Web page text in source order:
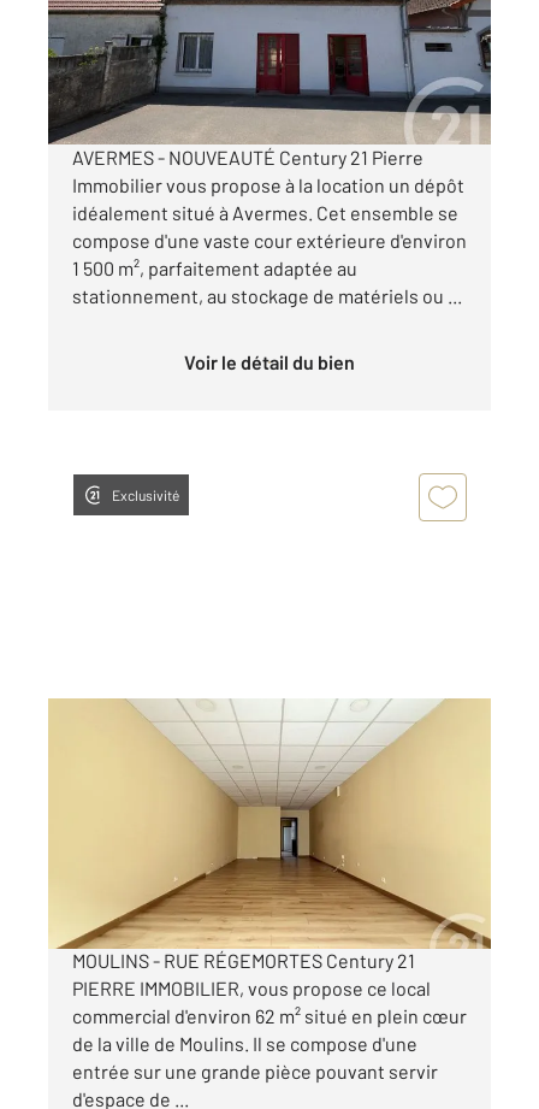
Commerce à louer
10 800 €
/an
AVERMES - NOUVEAUTÉ Century 21 Pierre
Immobilier vous propose à la location un dépôt
idéalement situé à Avermes. Cet ensemble se
compose d'une vaste cour extérieure d'environ
1 500 m², parfaitement adaptée au
stationnement, au stockage de matériels ou ...
Voir le détail du bien
Exclusivité
MOULINS 03
6 600 €
MOULINS - RUE RÉGEMORTES Century 21
PIERRE IMMOBILIER, vous propose ce local
commercial d'environ 62 m² situé en plein cœur
de la ville de Moulins. Il se compose d'une
entrée sur une grande pièce pouvant servir
d'espace de ...